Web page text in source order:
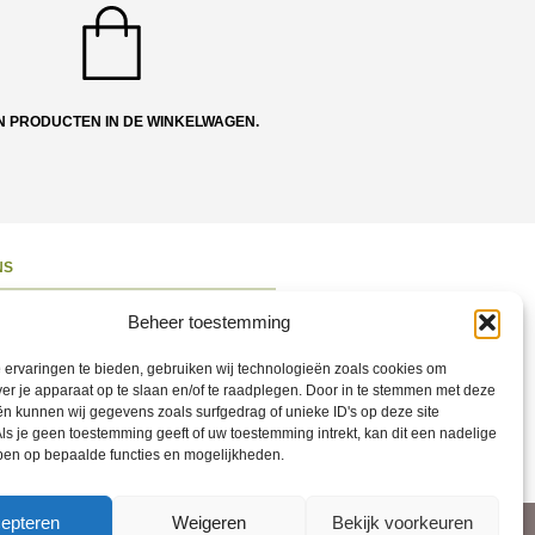
Beheer toestemming
ervaringen te bieden, gebruiken wij technologieën zoals cookies om
je apparaat op te slaan en/of te raadplegen. Door in te stemmen met deze
kunnen wij gegevens zoals surfgedrag of unieke ID's op deze site
je geen toestemming geeft of uw toestemming intrekt, kan dit een nadelige
op bepaalde functies en mogelijkheden.
Weigeren Bekijk voorkeuren
PRODUCTEN IN DE WINKELWAGEN.
opnemen
op Social